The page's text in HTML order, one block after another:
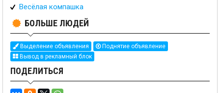
Весёлая компашка
БОЛЬШЕ ЛЮДЕЙ
Выделение объявления
Поднятие объявление
Вывод в рекламный блок
ПОДЕЛИТЬСЯ